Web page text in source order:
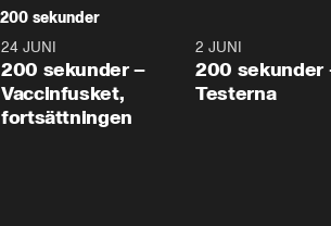
200 sekunder
5:00
24 JUNI
200 sekunder –
Vaccinfusket,
fortsättningen
2 JUNI
200 sekunder
Testerna